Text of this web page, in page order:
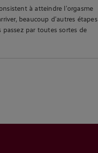
à atteindre l’orgasme
beaucoup d’autres étapes
passez par toutes sortes de